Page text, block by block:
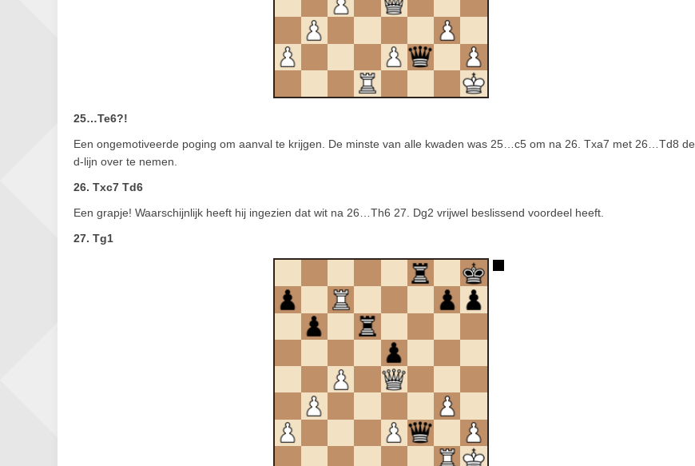
25…Te6?!
Een ongemotiveerde poging om aanval te krijgen. De minste van alle kwaden was 25…c5 om na 26. Txa7 met 26…Td8 de
d-lijn over te nemen.
26. Txc7 Td6
Een grapje! Waarschijnlijk heeft hij ingezien dat wit na 26…Th6 27. Dg2 vrijwel beslissend voordeel heeft.
27. Tg1